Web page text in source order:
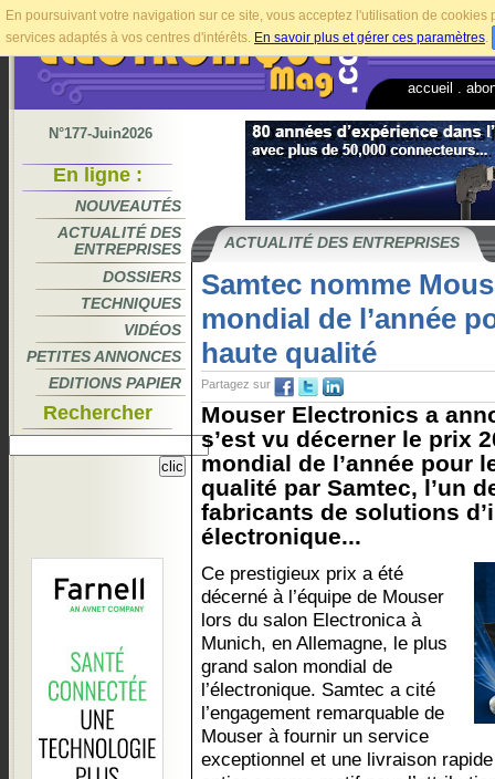
En poursuivant votre navigation sur ce site, vous acceptez l'utilisation de
services adaptés à vos centres d'intérêts. En savoir plus et gérer ces paramètres.
accueil
N°177-Juin2026
En ligne :
NOUVEAUTÉS
ACTUALITÉ DES
ENTREPRISES
DOSSIERS
TECHNIQUES
VIDÉOS
PETITES ANNONCES
EDITIONS PAPIER
Rechercher
ACTUALITÉ DES ENTREPRISES
Samtec nomme
mondial de l’année
haute qualité
Partagez sur
Mouser Electronics a
s’est vu décerner le prix
mondial de l’année pour
qualité par Samtec, l’un
fabricants de solutions
électronique...
Ce prestigieux prix a été
décerné à l’équipe de Mouser
lors du salon Electronica à
Munich, en Allemagne, le plus
grand salon mondial de
l’électronique. Samtec a cité
l’engagement remarquable de
Mouser à fournir un service
exceptionnel et une livraison